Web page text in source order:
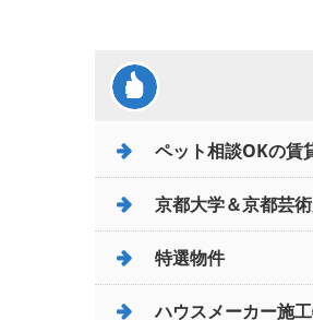
ペット相談OKの賃
京都大学＆京都芸
特選物件
ハウスメーカー施工